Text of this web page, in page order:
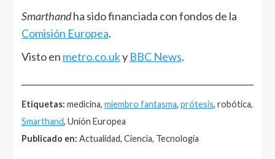
Smarthandha sido financiada con fondos de la
Comisión Europea.
Visto en metro.co.uky BBC News.
Etiquetas: medicina, miembro fantasma, prótesis, robótica,
Smarthand, Unión Europea
Publicado en: Actualidad, Ciencia, Tecnología